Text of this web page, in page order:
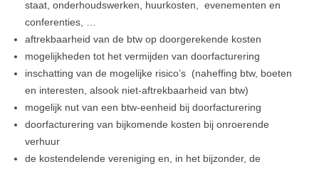
staat, onderhoudswerken, huurkosten, evenementen en
conferenties, …
aftrekbaarheid van de btw op doorgerekende kosten
mogelijkheden tot het vermijden van doorfacturering
inschatting van de mogelijke risico’s (naheffing btw, boeten
en interesten, alsook niet-aftrekbaarheid van btw)
mogelijk nut van een btw-eenheid bij doorfacturering
doorfacturering van bijkomende kosten bij onroerende
verhuur
de kostendelende vereniging en, in het bijzonder, de